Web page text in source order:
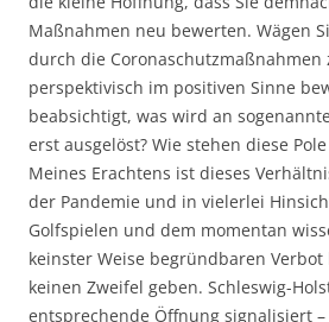
Maßnahmen neu bewerten. Wägen
durch die Coronaschutzmaßnahmen
perspektivisch im positiven Sinne
beabsichtigt, was wird an
erst ausgelöst? Wie stehen diese
Meines Erachtens ist dieses
der Pandemie und in vielerlei
Golfspielen und dem momentan
keinster Weise begründbaren
keinen Zweifel geben. Schleswig-
entsprechende Öffnung signalisiert